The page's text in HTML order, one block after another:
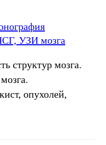
УЗИ мозга
структур мозга.
опухолей,